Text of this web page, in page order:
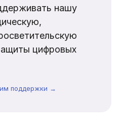
нашу
цифровых
поддержки →